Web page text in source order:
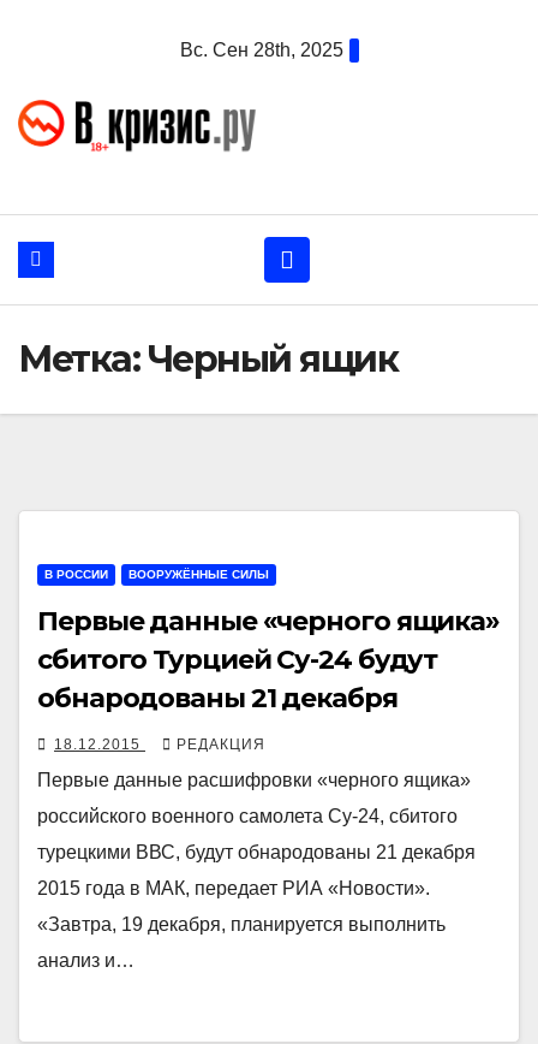
Вс. Сен 28th, 2025
Метка:Черный ящик
В РОССИИ ВООРУЖЁННЫЕ СИЛЫ
Первые данные «черного ящика»
сбитого Турцией Су-24 будут
обнародованы 21 декабря
18.12.2015 РЕДАКЦИЯ
Первые данные расшифровки «черного ящика»
российского военного самолета Су-24, сбитого
турецкими ВВС, будут обнародованы 21 декабря
2015 года в МАК, передает РИА «Новости».
«Завтра, 19 декабря, планируется выполнить
анализ и…